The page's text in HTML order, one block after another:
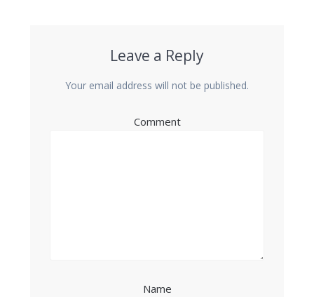
Leave a Reply
Your email address will not be published.
Comment
Name